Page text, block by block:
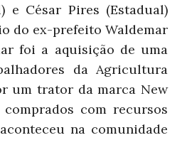
e César Pires (Estadual)
do ex-prefeito Waldemar
foi a aquisição de uma
da Agricultura
um trator da marca New
com recursos
na comunidade